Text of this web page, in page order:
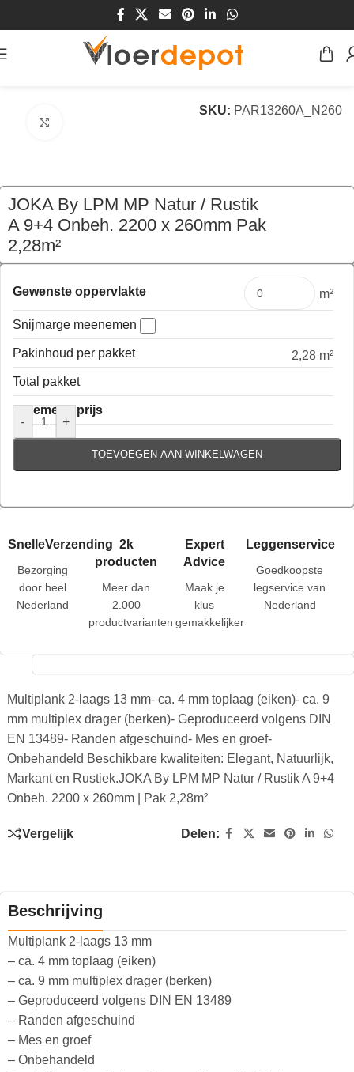
/Vloeren/Parket Meerlaags Parket
SKU: PAR13260A_N260
JOKA By LPM MP Natur / Rustik
A 9+4 Onbeh. 2200 x 260mm Pak
2,28m²
€250,69 per pak
Gewenste oppervlakte m²
Snijmarge meenemen
Pakinhoud per pakket
2,28 m²
Total pakket
Algemene prijs
-
+
TOEVOEGEN AAN WINKELWAGEN
SnelleVerzending
Bezorging
door heel
Nederland
2k
producten
Meer dan
2.000
productvarianten
Expert
Advice
Maak je
klus
gemakkelijker
Leggenservice
Goedkoopste
legservice van
Nederland
Multiplank 2-laags 13 mm- ca. 4 mm toplaag (eiken)- ca. 9
mm multiplex drager (berken)- Geproduceerd volgens DIN
EN 13489- Randen afgeschuind- Mes en groef-
Onbehandeld Beschikbare kwaliteiten: Elegant, Natuurlijk,
Markant en Rustiek.JOKA By LPM MP Natur / Rustik A 9+4
Onbeh. 2200 x 260mm | Pak 2,28m²
Vergelijk Delen:
Beschrijving
Multiplank 2-laags 13 mm
– ca. 4 mm toplaag (eiken)
– ca. 9 mm multiplex drager (berken)
– Geproduceerd volgens DIN EN 13489
– Randen afgeschuind
– Mes en groef
– Onbehandeld